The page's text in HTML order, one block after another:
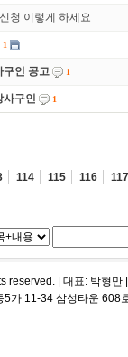
청 이렇게 하세요
1
구인 공고 1
사구인 1
114 115 116 117
reserved. | 대표: 박형
5가 11-34 삼성타운